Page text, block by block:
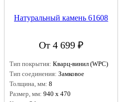
Натуральный камень 61608
От 4 699 ₽
Тип покрытия: Кварц-винил (WPC)
Тип соединения: Замковое
Толщина, мм: 8
Размер, мм: 940 х 470